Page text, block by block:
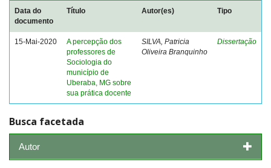
Data do
documento
Título Autor(es) Tipo
15-Mai-2020
A percepção dos
professores de
Sociologia do
município de
Uberaba, MG sobre
sua prática docente
SILVA, Patricia
Oliveira Branquinho
Dissertação
Busca facetada
Autor